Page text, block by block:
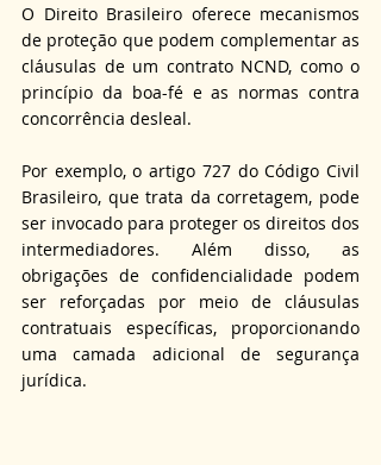
O Direito Brasileiro oferece mecanismos
de proteção que podem complementar as
cláusulas de um contrato NCND, como o
princípio da boa-fé e as normas contra
concorrência desleal.
Por exemplo, o artigo 727 do Código Civil
Brasileiro, que trata da corretagem, pode
ser invocado para proteger os direitos dos
intermediadores. Além disso, as
obrigações de confidencialidade podem
ser reforçadas por meio de cláusulas
contratuais específicas, proporcionando
uma camada adicional de segurança
jurídica.